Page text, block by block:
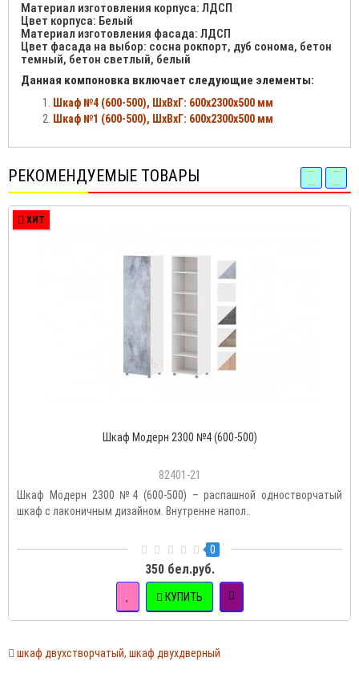
Материал изготовления корпуса: ЛДСП
Цвет корпуса: Белый
Материал изготовления фасада: ЛДСП
Цвет фасада на выбор: сосна рокпорт, дуб сонома, бетон
темный, бетон светлый, белый
Данная компоновка включает следующие элементы:
Шкаф №4 (600-500), ШхВхГ: 600х2300х500 мм
Шкаф №1 (600-500), ШхВхГ: 600х2300х500 мм
РЕКОМЕНДУЕМЫЕ ТОВАРЫ
ХИТ
Шкаф Модерн 2300 №4 (600-500)
82401-21
Шкаф Модерн 2300 №4 (600-500) – распашной одностворчатый
шкаф с лаконичным дизайном. Внутренне напол..
0
350 бел.руб.
КУПИТЬ
шкаф двухстворчатый, шкаф двухдверный